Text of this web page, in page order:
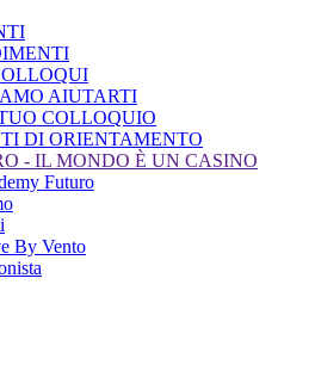
AIUTARTI
COLLOQUIO
DI ORIENTAMENTO
- IL MONDO È UN CASINO
Futuro
By Vento